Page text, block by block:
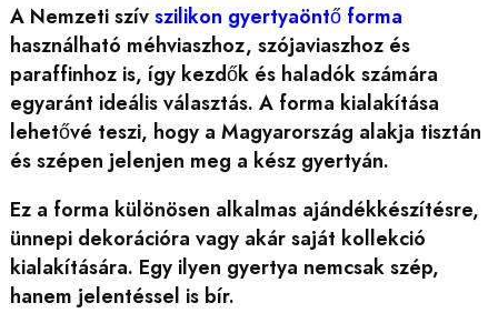
A Nemzeti szívszilikon gyertyaöntő forma
használható méhviaszhoz, szójaviaszhoz és
paraffinhoz is, így kezdők és haladók számára
egyaránt ideális választás. A forma kialakítása
lehetővé teszi, hogy a Magyarország alakja tisztán
és szépen jelenjen meg a kész gyertyán.
Ez a forma különösen alkalmas ajándékkészítésre,
ünnepi dekorációra vagy akár saját kollekció
kialakítására. Egy ilyen gyertya nemcsak szép,
hanem jelentéssel is bír.